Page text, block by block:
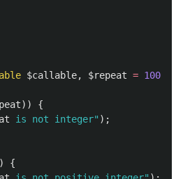
$callable, $repeat = 100000
))
{
is not integer" );
)
{